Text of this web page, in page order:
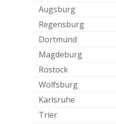
Augsburg
Regensburg
Dortmund
Magdeburg
Rostock
Wolfsburg
Karlsruhe
Trier